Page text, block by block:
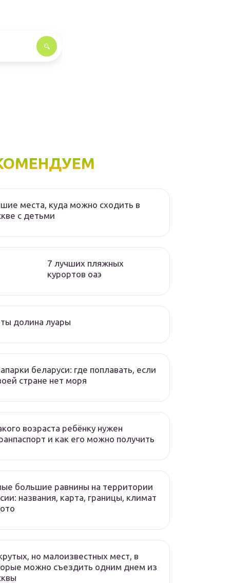
места, куда можно сходить в
с детьми
7 лучших пляжных
курортов оаэ
долина луары
беларуси: где поплавать, если
стране нет моря
возраста ребёнку нужен
и как его можно получить
большие равнины на территории
названия, карта, границы, климат
но малоизвестных мест, в
можно съездить одним днем из